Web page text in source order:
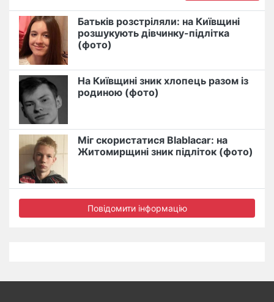
Батьків розстріляли: на Київщині
розшукують дівчинку-підлітка
(фото)
На Київщині зник хлопець разом із
родиною (фото)
Міг скористатися Blablacar: на
Житомирщині зник підліток (фото)
Повідомити інформацію